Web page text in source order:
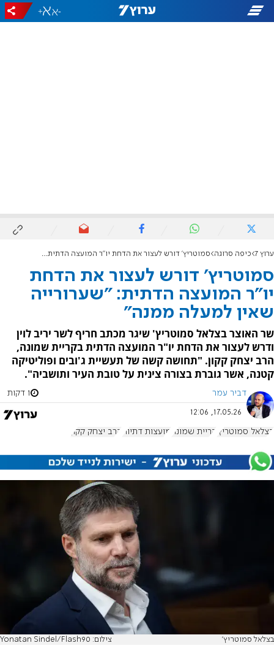
-
+
ערוץ 7 כיפה סרוגה סמוטריץ' דורש לעצור את הדחת יו"ר המועצה הדתית: "שערורייה שאין למעלה ממנה"
סמוטריץ' דורש לעצור את הדחת
יו"ר המועצה הדתית: "שערורייה
שאין למעלה ממנה"
שר האוצר בצלאל סמוטריץ' שיגר מכתב חריף לשר יריב לוין
ודרש לעצור את הדחת יו"ר המועצה הדתית בקריית שמונה,
הרב יצחק קקון. "תחושה קשה של תעשיית ג'ובים ופוליטיקה
קטנה, אשר גוברת בצורה צינית על טובת העיר ותושביה".
דביר עמר 1 דקות
17.05.26, 12:06
בצלאל סמוטריץ' קריית שמונה מועצות דתיות הרב יצחק קקון
בצלאל סמוטריץ' צילום: Yonatan Sindel/Flash90